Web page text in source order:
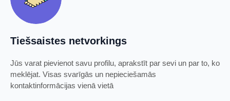
Tiešsaistes netvorkings
Jūs varat pievienot savu profilu, aprakstīt par sevi un par to, ko
meklējat. Visas svarīgās un nepieciešamās
kontaktinformācijas vienā vietā